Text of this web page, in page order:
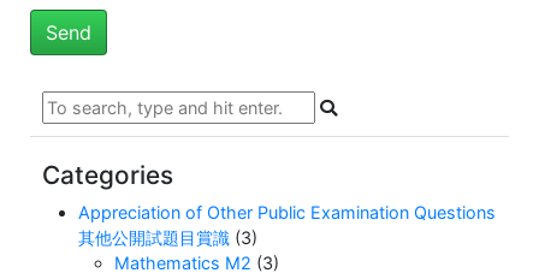
Categories
Appreciation of Other Public Examination Questions
其他公開試題目賞識 (3)
Mathematics M2 (3)